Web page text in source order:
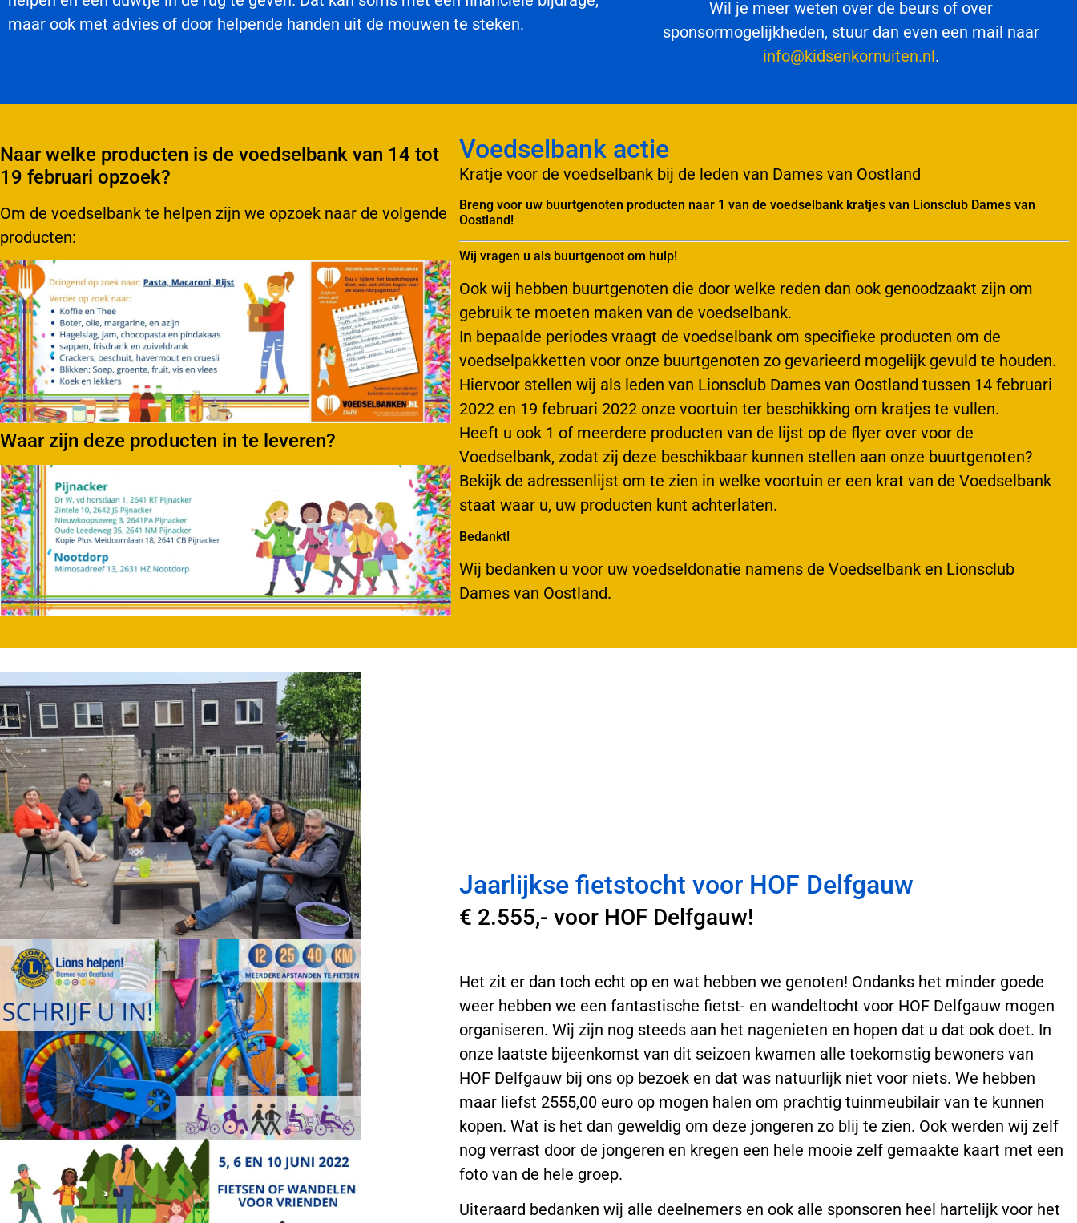
Wil je meer weten over de beurs of over
sponsormogelijkheden, stuur dan even een mail naar
info@kidsenkornuiten.nl.
maar ook met advies of door helpende handen uit de mouwen te steken.
Naar welke producten is de voedselbank van 14 tot
19 februari opzoek?
Om de voedselbank te helpen zijn we opzoek naar de volgende
producten:
Waar zijn deze producten in te leveren?
Voedselbank actie
Kratje voor de voedselbank bij de leden van Dames van Oostland
Breng voor uw buurtgenoten producten naar 1 van de voedselbank kratjes van Lionsclub Dames van
Oostland!
Wij vragen u als buurtgenoot om hulp!
Ook wij hebben buurtgenoten die door welke reden dan ook genoodzaakt zijn om
gebruik te moeten maken van de voedselbank.
In bepaalde periodes vraagt de voedselbank om specifieke producten om de
voedselpakketten voor onze buurtgenoten zo gevarieerd mogelijk gevuld te houden.
Hiervoor stellen wij als leden van Lionsclub Dames van Oostland tussen 14 februari
2022 en 19 februari 2022 onze voortuin ter beschikking om kratjes te vullen.
Heeft u ook 1 of meerdere producten van de lijst op de flyer over voor de
Voedselbank, zodat zij deze beschikbaar kunnen stellen aan onze buurtgenoten?
Bekijk de adressenlijst om te zien in welke voortuin er een krat van de Voedselbank
staat waar u, uw producten kunt achterlaten.
Bedankt!
Wij bedanken u voor uw voedseldonatie namens de Voedselbank en Lionsclub
Dames van Oostland.
Jaarlijkse fietstocht voor HOF Delfgauw
€ 2.555,- voor HOF Delfgauw!
Het zit er dan toch echt op en wat hebben we genoten! Ondanks het minder goede
weer hebben we een fantastische fietst- en wandeltocht voor HOF Delfgauw mogen
organiseren. Wij zijn nog steeds aan het nagenieten en hopen dat u dat ook doet. In
onze laatste bijeenkomst van dit seizoen kwamen alle toekomstig bewoners van
HOF Delfgauw bij ons op bezoek en dat was natuurlijk niet voor niets. We hebben
maar liefst 2555,00 euro op mogen halen om prachtig tuinmeubilair van te kunnen
kopen. Wat is het dan geweldig om deze jongeren zo blij te zien. Ook werden wij zelf
nog verrast door de jongeren en kregen een hele mooie zelf gemaakte kaart met een
foto van de hele groep.
Uiteraard bedanken wij alle deelnemers en ook alle sponsoren heel hartelijk voor het